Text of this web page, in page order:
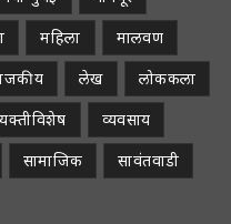
महिला
मालवण
लेख
लोककला
व्यवसाय
सामाजिक
सावंतवाडी